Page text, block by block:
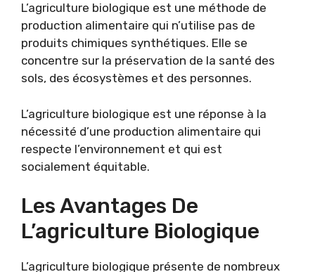
L’agriculture biologique est une méthode de
production alimentaire qui n’utilise pas de
produits chimiques synthétiques. Elle se
concentre sur la préservation de la santé des
sols, des écosystèmes et des personnes.
L’agriculture biologique est une réponse à la
nécessité d’une production alimentaire qui
respecte l’environnement et qui est
socialement équitable.
Les Avantages De
L’agriculture Biologique
L’agriculture biologique présente de nombreux